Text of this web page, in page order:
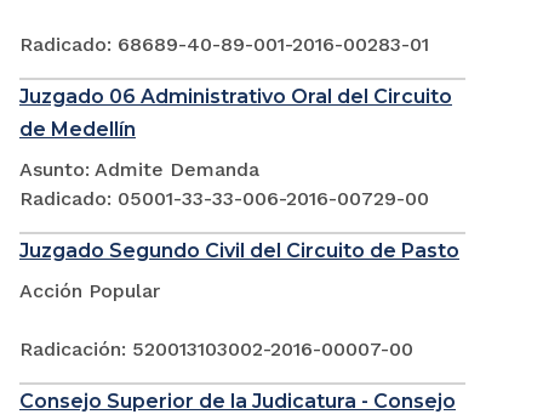
Radicado: 68689-40-89-001-2016-00283-01
Juzgado 06 Administrativo Oral del Circuito
de Medellín
Asunto: Admite Demanda
Radicado: 05001-33-33-006-2016-00729-00
Juzgado Segundo Civil del Circuito de Pasto
Acción Popular
Radicación: 520013103002-2016-00007-00
Consejo Superior de la Judicatura - Consejo